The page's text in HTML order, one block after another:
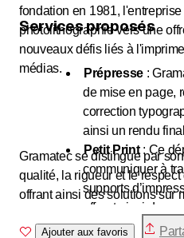
fondation en 1981,
photolithographie vers une
nouveaux défis liés à
médias.
Services proposés
Prépresse :
de mise en page,
correction
ainsi un rendu
Petit Print: Ce
communiquer à
supports
offrant ainsi des
besoins
Gramatec se distingue par
qualité, la rigueur et le
offrant ainsi des solutions sur
besoins de communication de
Ajouter aux favoris